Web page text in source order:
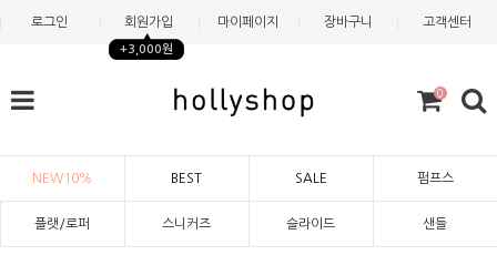
로그인 회원가입
+3,000원
마이페이지 장바구니 고객센터
0
NEW10% BEST SALE 펌프스
플랫/로퍼 스니커즈 슬라이드 샌들